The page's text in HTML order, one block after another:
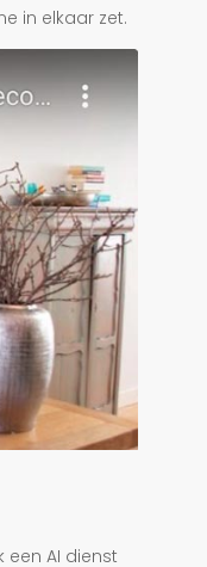
in elkaar zet.
een AI dienst